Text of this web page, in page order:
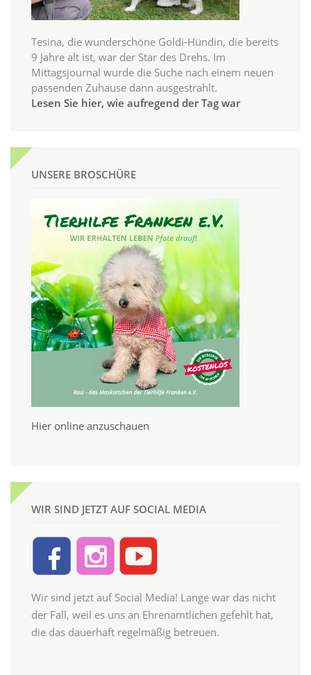
Tesina, die wunderschöne Goldi-Hündin, die bereits
9 Jahre alt ist, war der Star des Drehs. Im
Mittagsjournal wurde die Suche nach einem neuen
passenden Zuhause dann ausgestrahlt.
Lesen Sie hier, wie aufregend der Tag war
UNSERE BROSCHÜRE
Hier online anzuschauen
WIR SIND JETZT AUF SOCIAL MEDIA
Wir sind jetzt auf Social Media! Lange war das nicht
der Fall, weil es uns an Ehrenamtlichen gefehlt hat,
die das dauerhaft regelmäßig betreuen.